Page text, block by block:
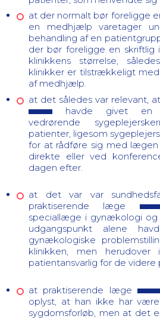
at der normalt bør foreligge
en medhjælp varetager
behandling af en
der bør foreligge en skriftlig
klinikkens størrelse,
klinikker er tilstrækkeligt
af medhjælp.
at det således var relevant,
havde givet en
vedrørende
patienter, ligesom
for at rådføre sig med
direkte eller ved
dagen efter.
at det var var
praktiserende læge
speciallæge i gynækologi
udgangspunkt alene
gynækologiske
klinikken, men
patientansvarlig for de videre
at praktiserende læge
oplyst, at han ikke har
sygdomsforløb, men at det